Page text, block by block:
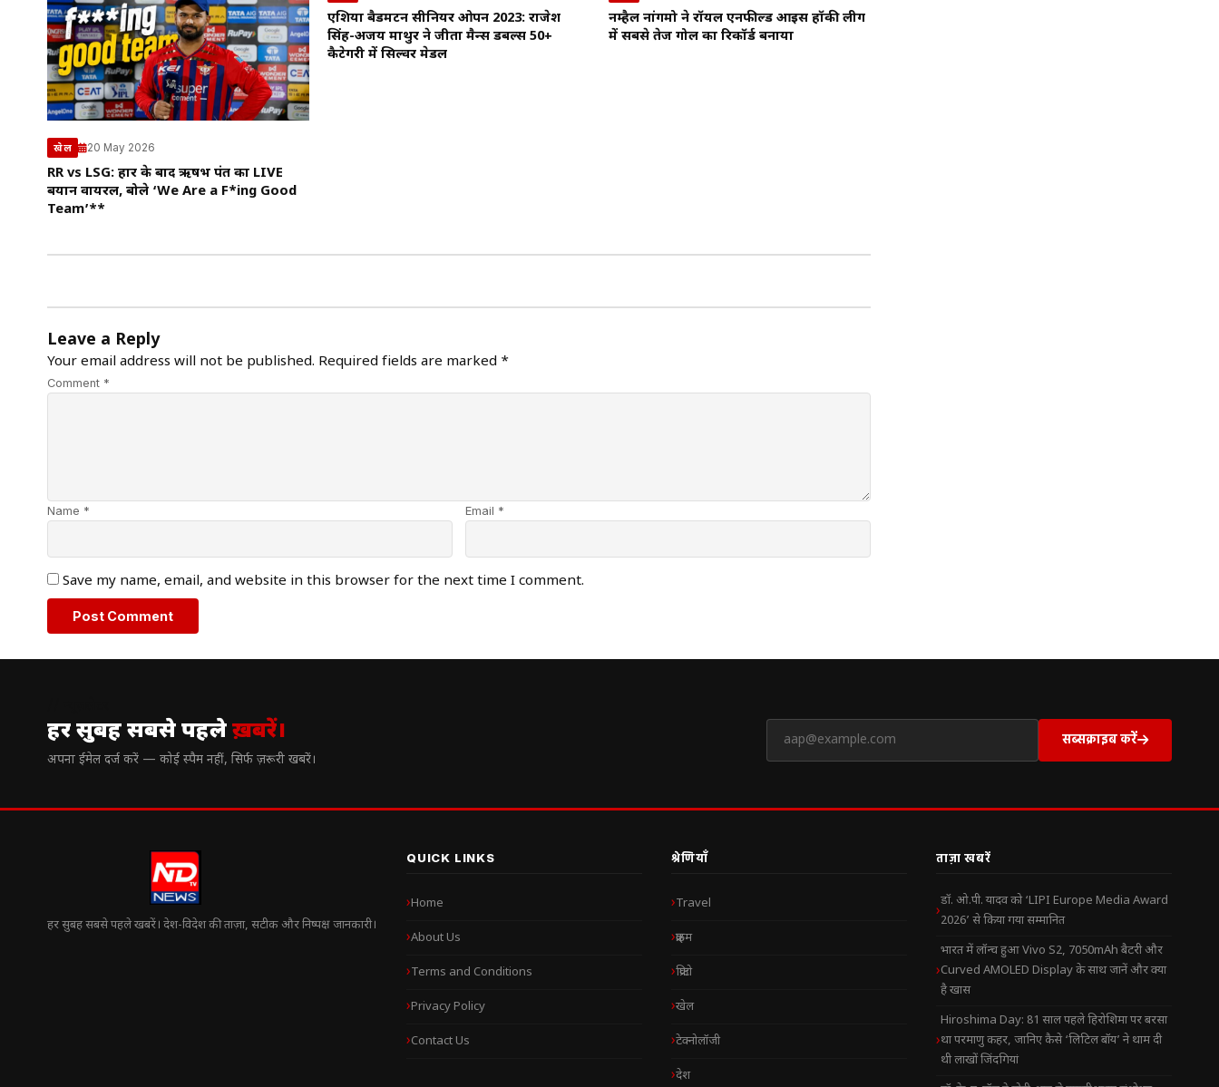
खेल 20 May 2026
RR vs LSG: हार के बाद ऋषभ पंत का LIVE
बयान वायरल, बोले ‘We Are a F*ing Good
Team’**
एशिया बैडमिंटन सीनियर ओपन 2023: राजेश
सिंह-अजय माथुर ने जीता मैन्स डबल्स 50+
कैटेगरी में सिल्वर मेडल
नम्हैल नांगमो ने रॉयल एनफील्ड आइस हॉकी लीग
में सबसे तेज गोल का रिकॉर्ड बनाया
Leave a Reply
Your email address will not be published. Required fields are marked *
Comment *
Name * Email *
Save my name, email, and website in this browser for the next time I comment.
हर सुबह सबसे पहलेख़बरें।
अपना ईमेल दर्ज करें — कोई स्पैम नहीं, सिर्फ ज़रूरी खबरें।
सब्सक्राइब करें
हर सुबह सबसे पहले खबरें। देश-विदेश की ताज़ा, सटीक और निष्पक्ष जानकारी।
QUICK LINKS
Home
About Us
Terms and Conditions
Privacy Policy
Contact Us
श्रेणियाँ
Travel
क्राइम
क्रिप्टो
खेल
टेक्नोलॉजी
देश
ताज़ा खबरें
डॉ. ओ.पी. यादव को ‘LIPI Europe Media Award
2026’ से किया गया सम्मानित
भारत में लॉन्च हुआ Vivo S2, 7050mAh बैटरी और
Curved AMOLED Display के साथ जानें और क्या
है खास
Hiroshima Day: 81 साल पहले हिरोशिमा पर बरसा
था परमाणु कहर, जानिए कैसे ‘लिटिल बॉय’ ने थाम दी
थी लाखों जिंदगियां